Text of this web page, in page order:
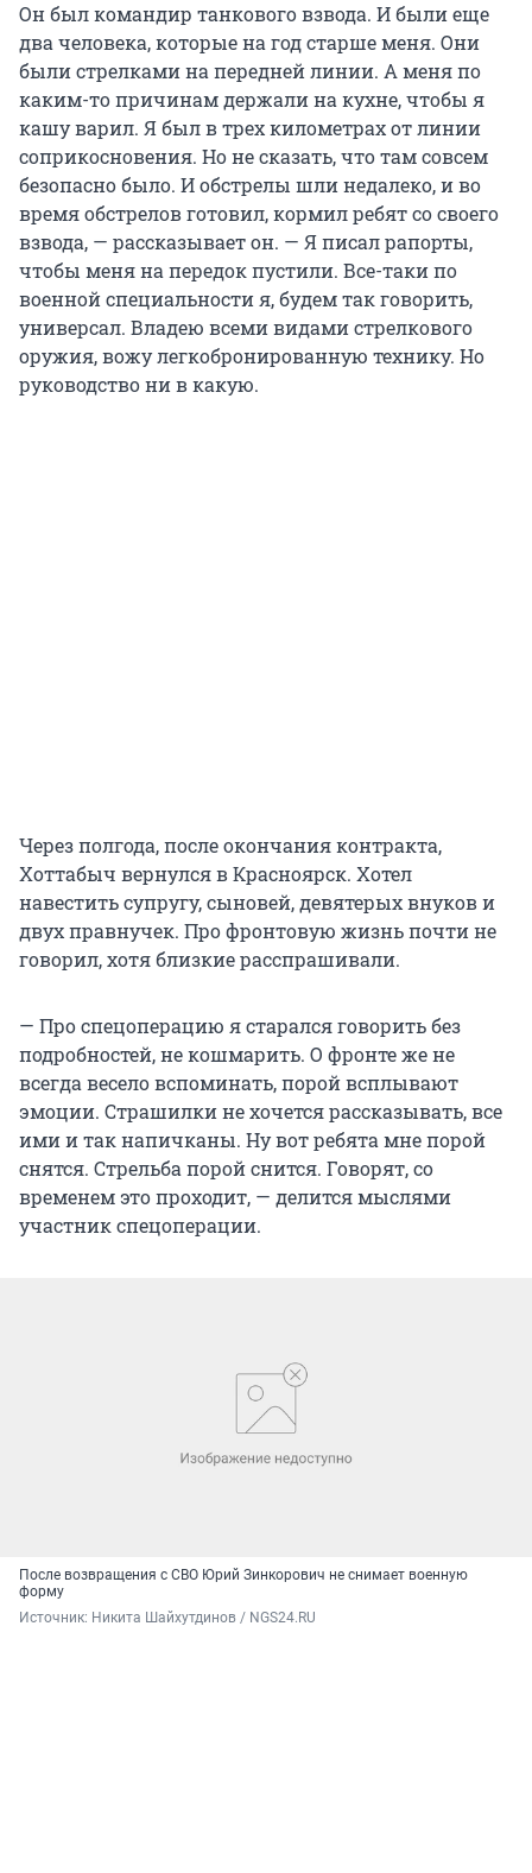
Он был командир танкового взвода. И были еще
два человека, которые на год старше меня. Они
были стрелками на передней линии. А меня по
каким-то причинам держали на кухне, чтобы я
кашу варил. Я был в трех километрах от линии
соприкосновения. Но не сказать, что там совсем
безопасно было. И обстрелы шли недалеко, и во
время обстрелов готовил, кормил ребят со своего
взвода, — рассказывает он. — Я писал рапорты,
чтобы меня на передок пустили. Все-таки по
военной специальности я, будем так говорить,
универсал. Владею всеми видами стрелкового
оружия, вожу легкобронированную технику. Но
руководство ни в какую.
Через полгода, после окончания контракта,
Хоттабыч вернулся в Красноярск. Хотел
навестить супругу, сыновей, девятерых внуков и
двух правнучек. Про фронтовую жизнь почти не
говорил, хотя близкие расспрашивали.
— Про спецоперацию я старался говорить без
подробностей, не кошмарить. О фронте же не
всегда весело вспоминать, порой всплывают
эмоции. Страшилки не хочется рассказывать, все
ими и так напичканы. Ну вот ребята мне порой
снятся. Стрельба порой снится. Говорят, со
временем это проходит, — делится мыслями
участник спецоперации.
После возвращения с СВО Юрий Зинкорович не снимает военную
форму
Источник: Никита Шайхутдинов / NGS24.RU